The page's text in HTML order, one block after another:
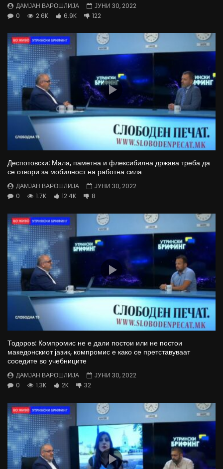
ДАМЈАН ВАРОШЛИЈА
ЈУНИ 30, 2022
0
2.6K 6.9K 122
Деспотовски: Мала, паметна и флексибилна држава треба да
се отвори за мобилност на работна сила
ДАМЈАН ВАРОШЛИЈА
ЈУНИ 30, 2022
0
1.7K 12.4K 8
Тодоров: Компромис не е дали постои или не постои
македонскиот јазик, компромис е како се претставуваат
соседите во учебниците
ДАМЈАН ВАРОШЛИЈА
ЈУНИ 30, 2022
0
1.3K 2K 32